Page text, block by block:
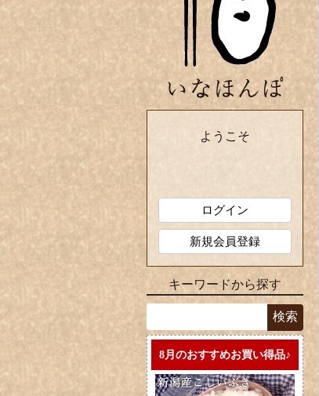
ようこそ
ログイン
新規会員登録
キーワードから探す
8月のおすすめお買い得品♪